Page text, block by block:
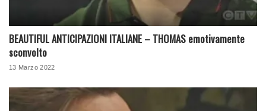
BEAUTIFUL ANTICIPAZIONI ITALIANE – THOMAS emotivamente
sconvolto
13 Marzo 2022